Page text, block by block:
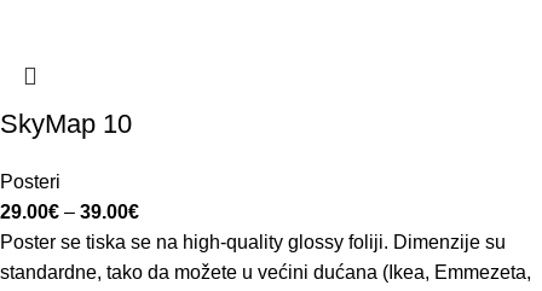
SkyMap 10
Posteri
29.00€ – 39.00€
Poster se tiska se na high-quality glossy foliji. Dimenzije su
standardne, tako da možete u većini dućana (Ikea, Emmezeta,